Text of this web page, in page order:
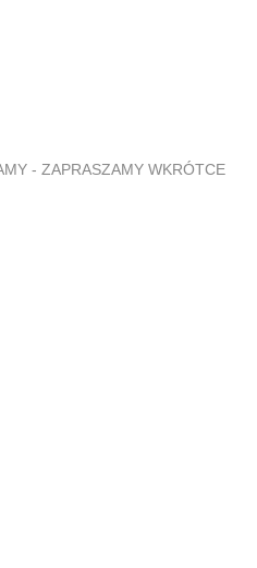
- ZAPRASZAMY WKRÓTCE